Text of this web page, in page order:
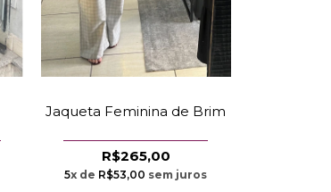
Jaqueta Feminina de Brim
R$265,00
5x de R$53,00 sem juros